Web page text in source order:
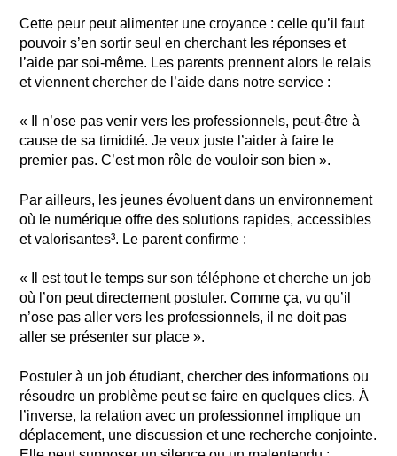
Cette peur peut alimenter une croyance : celle qu’il faut
pouvoir s’en sortir seul en cherchant les réponses et
l’aide par soi-même. Les parents prennent alors le relais
et viennent chercher de l’aide dans notre service :
« Il n’ose pas venir vers les professionnels, peut-être à
cause de sa timidité. Je veux juste l’aider à faire le
premier pas. C’est mon rôle de vouloir son bien ».
Par ailleurs, les jeunes évoluent dans un environnement
où le numérique offre des solutions rapides, accessibles
et valorisantes³. Le parent confirme :
« Il est tout le temps sur son téléphone et cherche un job
où l’on peut directement postuler. Comme ça, vu qu’il
n’ose pas aller vers les professionnels, il ne doit pas
aller se présenter sur place ».
Postuler à un job étudiant, chercher des informations ou
résoudre un problème peut se faire en quelques clics. À
l’inverse, la relation avec un professionnel implique un
déplacement, une discussion et une recherche conjointe.